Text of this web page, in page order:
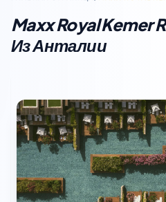
Maxx Royal Kemer
Из Анталии